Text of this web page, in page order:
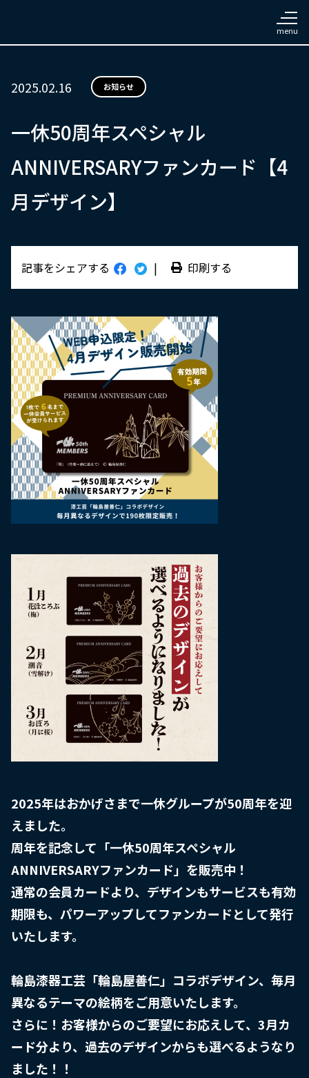
2025.02.16 お知らせ
一休50周年スペシャル
ANNIVERSARYファンカード【4
月デザイン】
記事をシェアする | 印刷する
2025年はおかげさまで一休グループが50周年を迎
えました。
周年を記念して「一休50周年スペシャル
ANNIVERSARYファンカード」を販売中！
通常の会員カードより、デザインもサービスも有効
期限も、パワーアップしてファンカードとして発行
いたします。
輪島漆器工芸「輪島屋善仁」コラボデザイン、毎月
異なるテーマの絵柄をご用意いたします。
さらに！お客様からのご要望にお応えして、3月カ
ード分より、過去のデザインからも選べるようなり
ました！！